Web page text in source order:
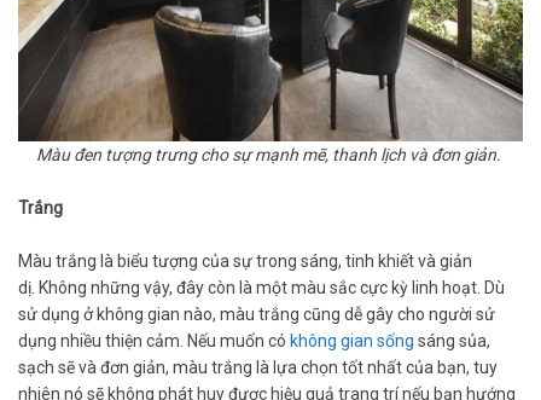
Màu đen tượng trưng cho sự mạnh mẽ, thanh lịch và đơn giản.
Trắng
Màu trắng là biểu tượng của sự trong sáng, tinh khiết và giản
dị. Không những vậy, đây còn là một màu sắc cực kỳ linh hoạt. Dù
sử dụng ở không gian nào, màu trắng cũng dễ gây cho người sử
dụng nhiều thiện cảm. Nếu muốn có không gian sống sáng sủa,
sạch sẽ và đơn giản, màu trắng là lựa chọn tốt nhất của bạn, tuy
nhiên nó sẽ không phát huy được hiệu quả trang trí nếu bạn hướng